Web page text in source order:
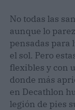
No todas las
aunque lo
pensadas para
el sol. Pero
flexibles y con
donde más
en Decathlon
legión de pies